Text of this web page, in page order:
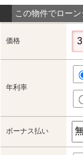
この物件でロー
価格
年利率
ボーナス払い